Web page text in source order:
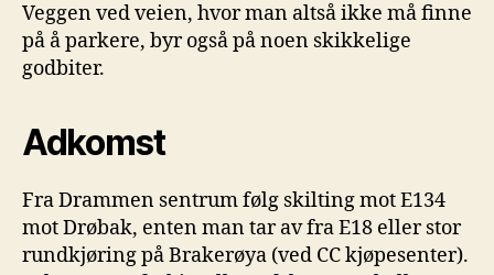
Veggen ved veien, hvor man altså ikke må finne
på å parkere, byr også på noen skikkelige
godbiter.
Adkomst
Fra Drammen sentrum følg skilting mot E134
mot Drøbak, enten man tar av fra E18 eller stor
rundkjøring på Brakerøya (ved CC kjøpesenter).